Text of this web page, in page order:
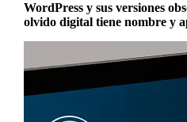
WordPress y sus versiones
olvido digital tiene nombre y